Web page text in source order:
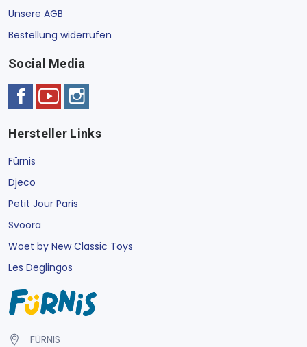
Unsere AGB
Bestellung widerrufen
Social Media
Hersteller Links
Fürnis
Djeco
Petit Jour Paris
Svoora
Woet by New Classic Toys
Les Deglingos
FÜRNIS